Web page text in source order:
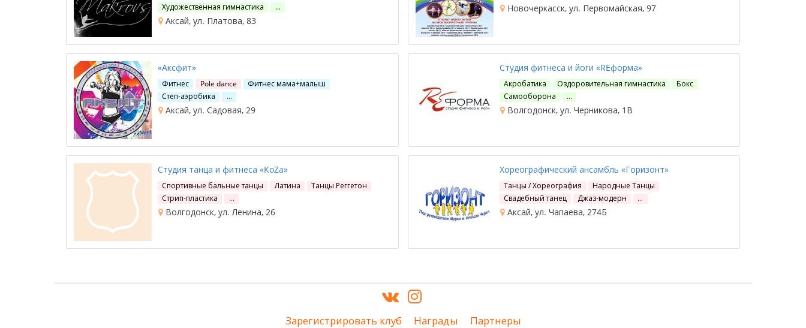
Художественная гимнастика
…
Аксай, ул. Платова, 83
Новочеркасск, ул. Первомайская, 97
«Аксфит»
Фитнес Pole dance
Фитнес мама+малыш
Степ-аэробика
…
Аксай, ул. Садовая, 29
Студия фитнеса и йоги «REформа»
Акробатика Оздоровительная гимнастика
Бокс
Самооборона
…
Волгодонск, ул. Черникова, 1В
Студия танца и фитнеса «KoZa»
Спортивные бальные танцы Латина
Танцы Реггетон
Стрип-пластика
…
Волгодонск, ул. Ленина, 26
Хореографический ансамбль «Горизонт»
Танцы / Хореография
Народные Танцы
Свадебный танец
Джаз-модерн …
Аксай, ул. Чапаева, 274Б
Зарегистрировать клуб Награды Партнеры